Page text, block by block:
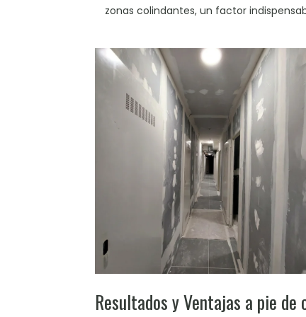
zonas colindantes, un factor
Resultados y Ventajas a pie